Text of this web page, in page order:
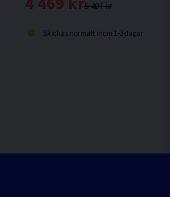
5 407 kr
Skickas normalt inom 1-3 dagar